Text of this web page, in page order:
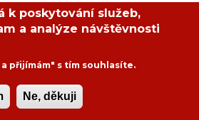
přijde DAW Control, kdy
moci ovládat přes HUI
Uvidíme, kdy se ve FW
vícepásmový
ocení zvukoví
kanálech. Za celou
k poskytování služeb,
a analýze návštěvnosti
přijímám" s tím souhlasíte.
Ne, děkuji